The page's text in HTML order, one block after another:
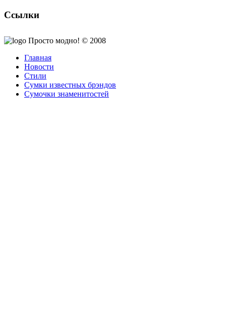
Ссылки
Просто модно! © 2008
Главная
Новости
Стили
Сумки известных брэндов
Сумочки знаменитостей